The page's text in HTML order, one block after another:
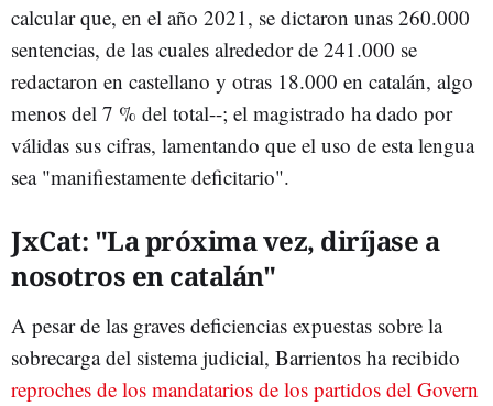
calcular que, en el año 2021, se dictaron unas 260.000
sentencias, de las cuales alrededor de 241.000 se
redactaron en castellano y otras 18.000 en catalán, algo
menos del 7 % del total--; el magistrado ha dado por
válidas sus cifras, lamentando que el uso de esta lengua
sea "manifiestamente deficitario".
JxCat: "La próxima vez, diríjase a
nosotros en catalán"
A pesar de las graves deficiencias expuestas sobre la
sobrecarga del sistema judicial, Barrientos ha recibido
reproches de los mandatarios de los partidos del Govern